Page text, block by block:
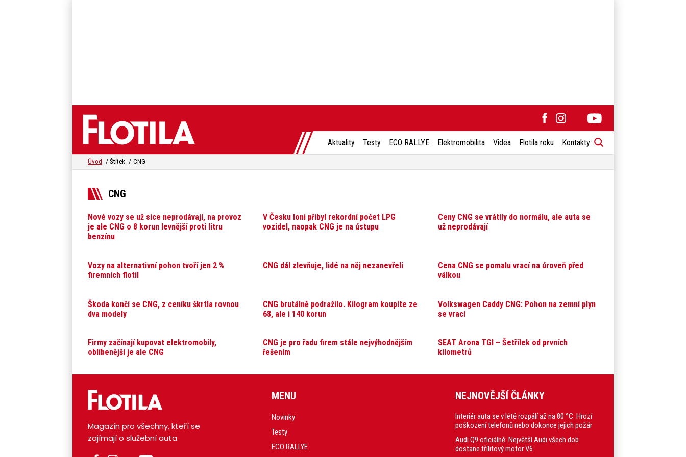
Aktuality Testy ECO RALLYE Elektromobilita Videa Flotila roku Kontakty
Úvod Štítek CNG
CNG
Nové vozy se už sice neprodávají, na provoz
je ale CNG o 8 korun levnější proti litru
benzínu
V Česku loni přibyl rekordní počet LPG
vozidel, naopak CNG je na ústupu
Ceny CNG se vrátily do normálu, ale auta se
už neprodávají
Vozy na alternativní pohon tvoří jen 2 %
firemních flotil
CNG dál zlevňuje, lidé na něj nezanevřeli
Cena CNG se pomalu vrací na úroveň před
válkou
Škoda končí se CNG, z ceníku škrtla rovnou
dva modely
CNG brutálně podražilo. Kilogram koupíte ze
68, ale i 140 korun
Volkswagen Caddy CNG: Pohon na zemní plyn
se vrací
Firmy začínají kupovat elektromobily,
oblíbenější je ale CNG
CNG je pro řadu firem stále nejvýhodnějším
řešením
SEAT Arona TGI – Šetřílek od prvních
kilometrů
Magazín pro všechny, kteří se
zajímají o služební auta.
MENU
Novinky
Testy
ECO RALLYE
NEJNOVĚJŠÍ ČLÁNKY
Interiér auta se v létě rozpálí až na 80 °C. Hrozí
poškození telefonů nebo dokonce jejich požár
Audi Q9 oficiálně: Největší Audi všech dob
dostane třílitový motor V6